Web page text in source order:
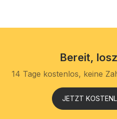
Bereit,
14 Tage kostenlos, keine
JETZT